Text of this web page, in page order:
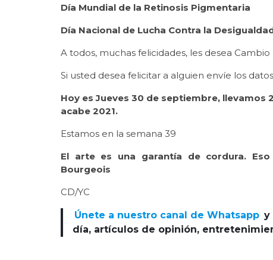
Día Mundial de la Retinosis Pigmentaria
Día Nacional de Lucha Contra la
A todos, muchas felicidades, les desea Cambio
Si usted desea felicitar a alguien envíe los
Hoy es Jueves 30 de septiembre,
acabe 2021.
Estamos en la semana 39
El arte es una garantía de cordura.
Bourgeois
CD/YC
Únete a nuestro canal de Whatsapp y
día, artículos de opinión,